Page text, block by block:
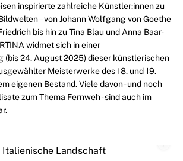
inspirierte zahlreiche Künstler:innen zu
– vonJohann Wolfgang von Goethe
bis hin zu Tina Blau und Anna Baar-
widmet sich in einer
(bis 24. August 2025) dieser künstlerischen
Meisterwerke des 18. und 19.
eigenen Bestand.Viele davon - und noch
zum Thema Fernweh - sind auch im